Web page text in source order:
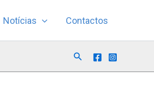
Notícias Contactos
Search